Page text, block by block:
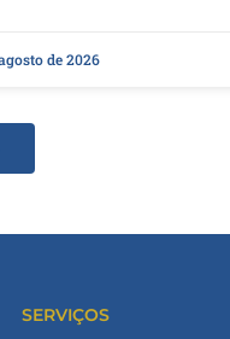
de 2026
SERVIÇOS